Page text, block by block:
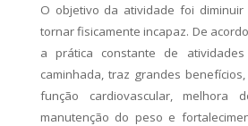
O objetivo da atividade foi
tornar fisicamente incapaz. De
a prática constante de
caminhada, traz grandes
função cardiovascular, melhora
manutenção do peso e